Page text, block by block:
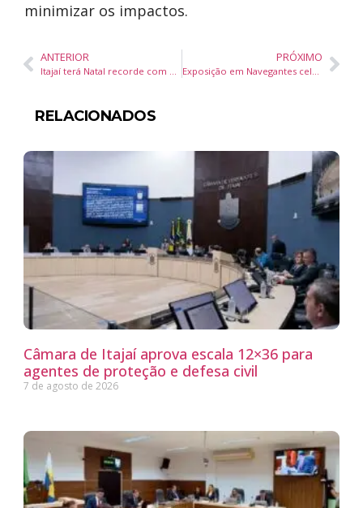
minimizar os impactos.
ANTERIOR
Itajaí terá Natal recorde com quase 500 mil micro lâmpadas de LED espalhadas pela cidade
PRÓXIMO
Exposição em Navegantes celebra o encanto do Boi de Mamão com 14 telas de Marcelo Calazans
RELACIONADOS
Câmara de Itajaí aprova escala 12×36 para
agentes de proteção e defesa civil
7 de agosto de 2026